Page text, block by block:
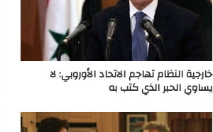
خارجية النظام تهاجم الاتحاد الأوروبي: لا
يساوي الحبر الذي كتب به